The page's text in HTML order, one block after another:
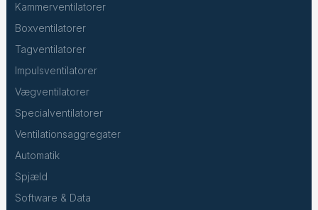
Kammerventilatorer
Boxventilatorer
Tagventilatorer
Impulsventilatorer
Vægventilatorer
Specialventilatorer
Ventilationsaggregater
Automatik
Spjæld
Software & Data